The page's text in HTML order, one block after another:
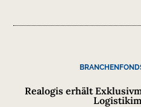
Realogis erhält